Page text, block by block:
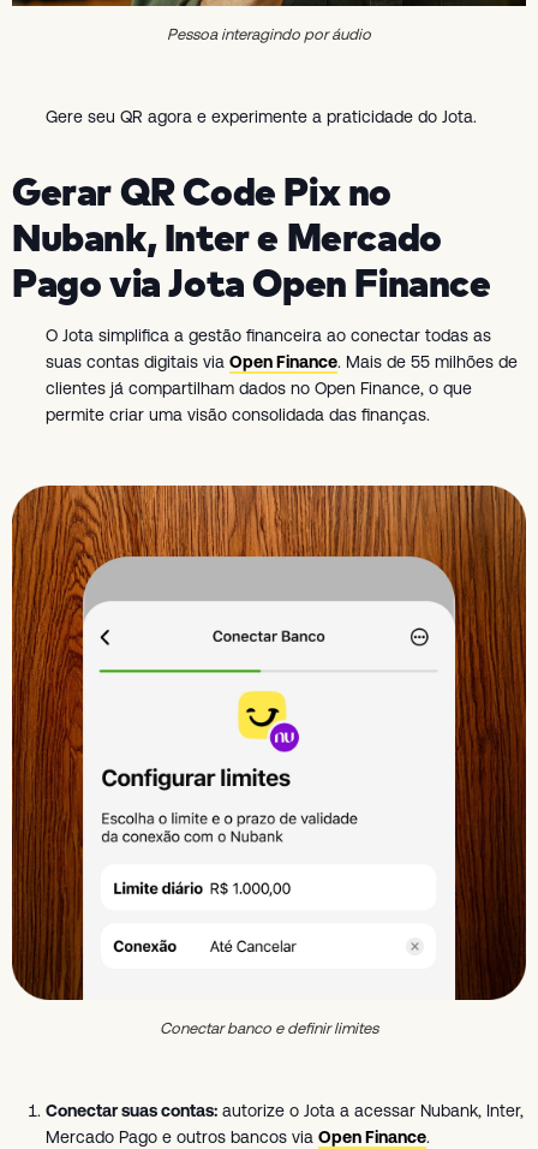
Pessoa interagindo por áudio
Gere seu QR agora e experimente a praticidade do Jota.
Gerar QR Code Pix no
Nubank, Inter e Mercado
Pago via Jota Open Finance
O Jota simplifica a gestão financeira ao conectar todas as
suas contas digitais via Open Finance. Mais de 55 milhões de
clientes já compartilham dados no Open Finance, o que
permite criar uma visão consolidada das finanças.
Conectar banco e definir limites
Conectar suas contas: autorize o Jota a acessar Nubank, Inter,
Mercado Pago e outros bancos via Open Finance.